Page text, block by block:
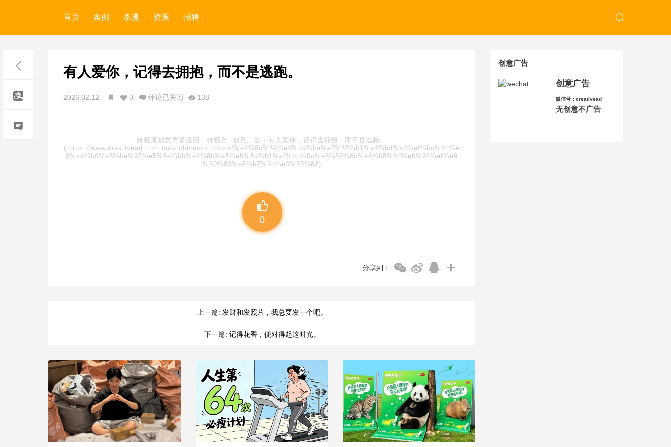
首页 案例 条漫 资源 招聘
有人爱你，记得去拥抱，而不是逃跑。
2026.02.12 0 评论已关闭 138
转载原创文章请注明，转载自: 创意广告 - 有人爱你，记得去拥抱，而不是逃跑。
(https://www.creativead.com.cn/archives/blindbox/%e6%9c%89%e4%ba%ba%e7%88%b1%e4%bd%a0%ef%bc%8c%e
8%ae%b0%e5%be%97%e5%8e%bb%e6%8b%a5%e6%8a%b1%ef%bc%8c%e8%80%8c%e4%b8%8d%e6%98%af%e9
%80%83%e8%b7%91%e3%80%82)
0
分享到：
上一篇: 发财和发照片，我总要发一个吧。
下一篇: 记得花香，便对得起这时光。
创意广告
创意广告
微信号：creativead
无创意不广告